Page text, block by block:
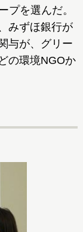
プを選んだ。
みずほ銀行が
与が、グリー
の環境NGOか